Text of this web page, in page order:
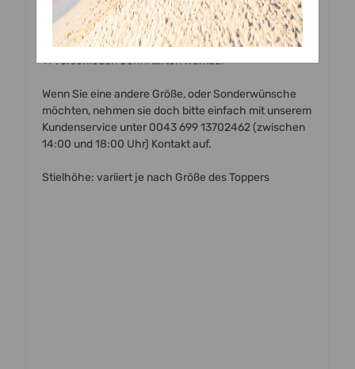
Maße:
Größe variabel auswählbar
11 verschieden Schriftarten wählbar
Wenn Sie eine andere Größe, oder Sonderwünsche
möchten, nehmen sie doch bitte einfach mit unserem
Kundenservice unter 0043 699 13702462 (zwischen
14:00 und 18:00 Uhr) Kontakt auf.
Stielhöhe: variiert je nach Größe des Toppers